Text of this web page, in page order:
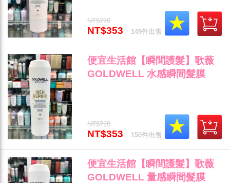
NT$720
NT$353 149件出售
便宜生活館【瞬間護髮】歌薇
GOLDWELL 水感瞬間髮膜
NT$720
NT$353 150件出售
便宜生活館【瞬間護髮】歌薇
GOLDWELL 量感瞬間髮膜